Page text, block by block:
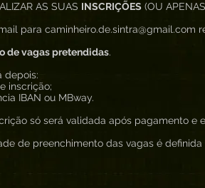
AS SUAS INSCRIÇÕES (OU
para caminheiro.de.sintra@gmail.com
de vagas pretendidas.
depois:
IBAN ou MBway.
só será validada após pagamento
de preenchimento das vagas é